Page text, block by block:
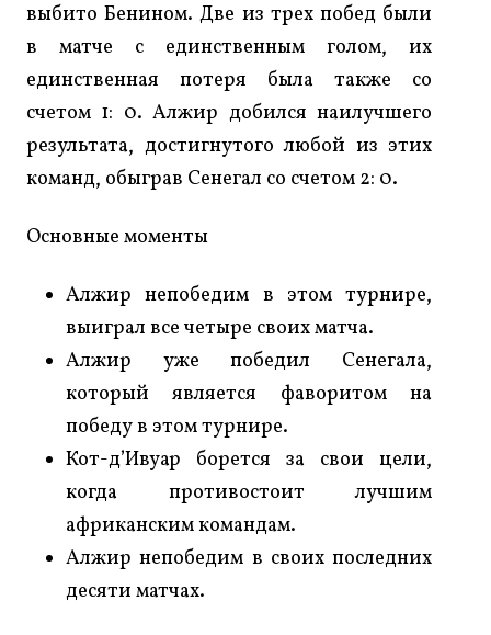
выбито Бенином. Две из трех побед были
в матче с единственным голом, их
единственная потеря была также со
счетом 1: 0. Алжир добился наилучшего
результата, достигнутого любой из этих
команд, обыграв Сенегал со счетом 2: 0.
Основные моменты
Алжир непобедим в этом турнире,
выиграл все четыре своих матча.
Алжир уже победил Сенегала,
который является фаворитом на
победу в этом турнире.
Кот-д’Ивуар борется за свои цели,
когда противостоит лучшим
африканским командам.
Алжир непобедим в своих последних
десяти матчах.